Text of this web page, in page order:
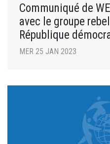
Communiqué de
avec le groupe
République
MER 25 JAN 2023